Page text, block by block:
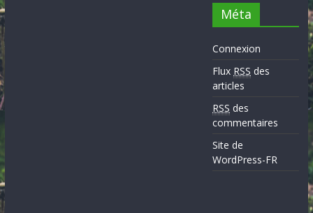
Méta
Connexion
Flux RSS des
articles
RSS des
commentaires
Site de
WordPress-FR